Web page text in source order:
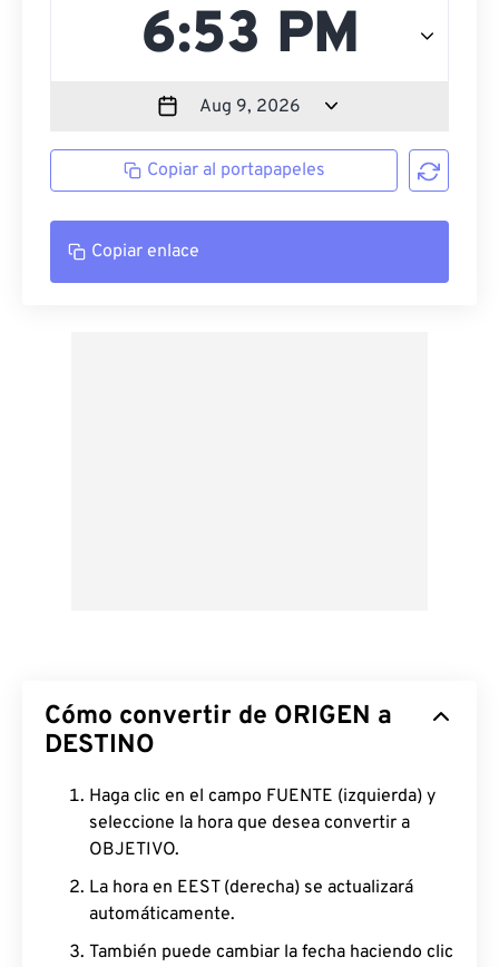
Copiar al portapapeles
Copiar enlace
Cómo convertir de ORIGEN a
DESTINO
Haga clic en el campo FUENTE (izquierda) y
seleccione la hora que desea convertir a
OBJETIVO.
La hora en EEST (derecha) se actualizará
automáticamente.
También puede cambiar la fecha haciendo clic